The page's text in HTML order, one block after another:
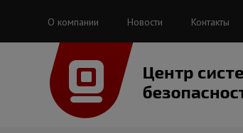
О компании Новости Контакты